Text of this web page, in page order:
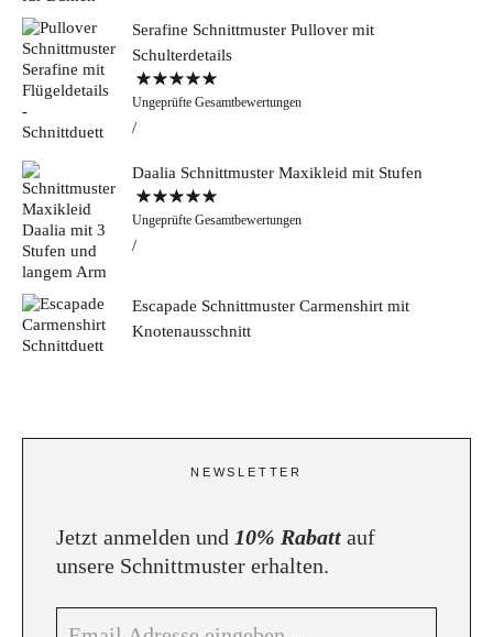
Serafine Schnittmuster Pullover mit
Schulterdetails
Bewertet mit
5.00von 5
Ungeprüfte Gesamtbewertungen
Daalia Schnittmuster Maxikleid mit Stufen
Bewertet mit
5.00von 5
Ungeprüfte Gesamtbewertungen
Escapade Schnittmuster Carmenshirt mit
Knotenausschnitt
NEWSLETTER
Jetzt anmelden und 10% Rabatt auf
unsere Schnittmuster erhalten.